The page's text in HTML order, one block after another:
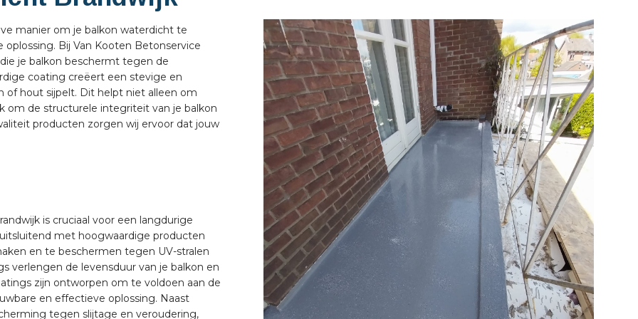
manier om je balkon waterdicht te
Bij Van Kooten Betonservice
je balkon beschermt tegen de
coating creëert een stevige en
hout sijpelt. Dit helpt niet alleen om
om de structurele integriteit van je balkon
producten zorgen wij ervoor dat jouw
is cruciaal voor een langdurige
met hoogwaardige producten
en te beschermen tegen UV-stralen
verlengen de levensduur van je balkon en
zijn ontworpen om te voldoen aan de
en effectieve oplossing. Naast
tegen slijtage en veroudering,